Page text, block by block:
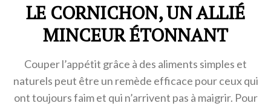
LE CORNICHON, UN ALLIÉ
MINCEUR ÉTONNANT
Couper l’appétit grâce à des aliments simples et
naturels peut être un remède efficace pour ceux qui
ont toujours faim et qui n’arrivent pas à maigrir. Pour